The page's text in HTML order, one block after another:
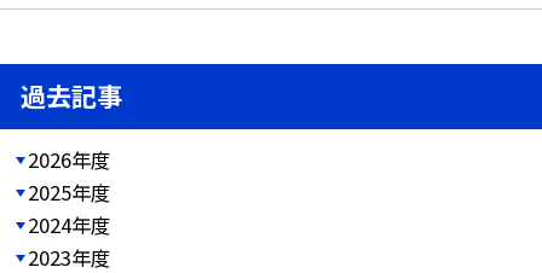
過去記事
2026年度
2025年度
2024年度
2023年度